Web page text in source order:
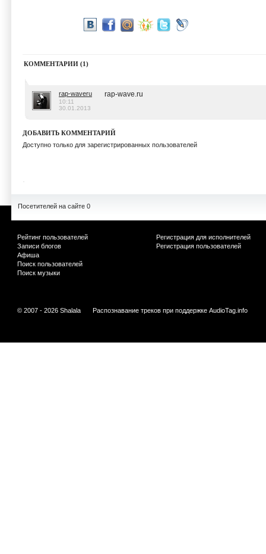
КОММЕНТАРИИ (1)
rap-waveru
10:11
30.01.2013
rap-wave.ru
ДОБАВИТЬ КОММЕНТАРИЙ
Доступно только для зарегистрированных пользователей
Посетителей на сайте 0
Рейтинг пользователей
Записи блогов
Афиша
Поиск пользователей
Поиск музыки
Регистрация для исполнителей
Регистрация пользователей
© 2007 - 2026 Shalala Распознавание треков при поддержке AudioTag.info